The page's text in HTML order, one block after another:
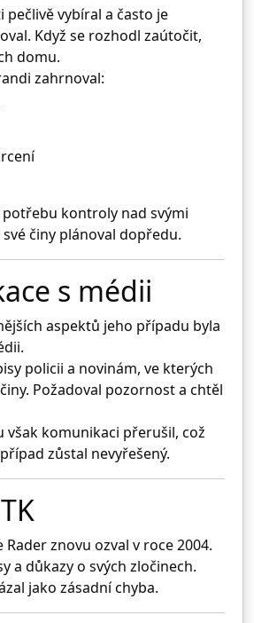
pečlivě vybíral a často je
Když se rozhodl zaútočit,
domu.
zahrnoval:
kontroly nad svými
činy plánoval dopředu.
s médii
aspektů jeho případu byla
policii a novinám, ve kterých
Požadoval pozornost a chtěl
však komunikaci přerušil, což
zůstal nevyřešený.
Rader znovu ozval v roce 2004.
a důkazy o svých zločinech.
jako zásadní chyba.